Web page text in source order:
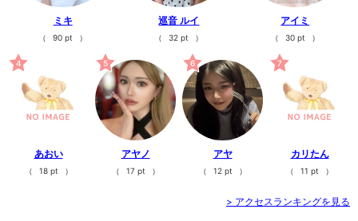
ミキ
（ 90 pt ）
巡音 ルイ
（ 32 pt ）
アイミ
（ 30 pt ）
4
あおい
（ 18 pt ）
5
アヤノ
（ 17 pt ）
6
アヤ
（ 12 pt ）
7
カリたん
（ 11 pt ）
> アクセスランキングを見る